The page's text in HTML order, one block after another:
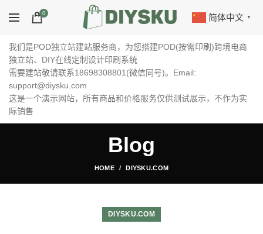
0 简体中文 ▼
我们是POD独立站建站服务商，为您搭建POD(按需印刷)跨境电商
独立站、DIY在线定制设计印刷系统
需要建站敬请联系18698308801(微信同号)。Email:
support@diysku.com
这是一个演示网站，所有商品和价格服务仅供测试展示，不作为实
际销售
Blog
HOME DIYSKU.COM
DIYSKU.COM